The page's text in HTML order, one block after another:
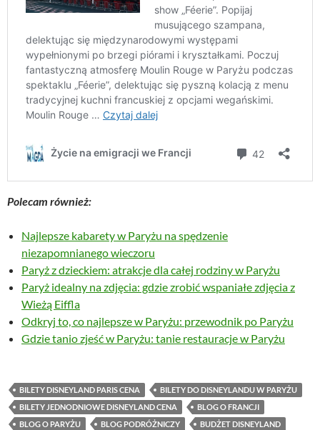
Polecam również:
Najlepsze kabarety w Paryżu na spędzenie
niezapomnianego wieczoru
Paryż z dzieckiem: atrakcje dla całej rodziny w Paryżu
Paryż idealny na zdjęcia: gdzie zrobić wspaniałe zdjęcia z
Wieżą Eiffla
Odkryj to, co najlepsze w Paryżu: przewodnik po Paryżu
Gdzie tanio zjeść w Paryżu: tanie restauracje w Paryżu
BILETY DISNEYLAND PARIS CENA
BILETY DO DISNEYLANDU W PARYŻU
BILETY JEDNODNIOWE DISNEYLAND CENA
BLOG O FRANCJI
BLOG O PARYŻU
BLOG PODRÓŻNICZY
BUDŻET DISNEYLAND